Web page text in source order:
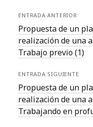
ENTRADA ANTERIOR
Propuesta de un
realización de una
Trabajo previo (1)
ENTRADA SIGUIENTE
Propuesta de un
realización de una
Trabajando en